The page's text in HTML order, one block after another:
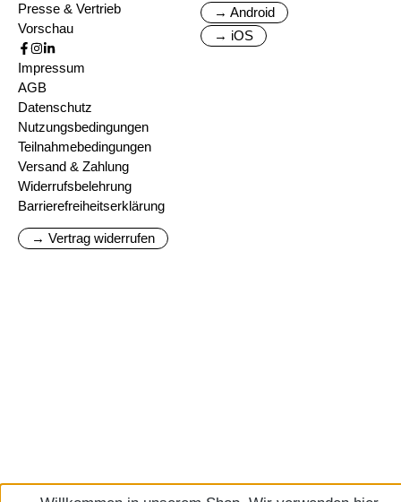
Presse & Vertrieb
Vorschau
→ Android
→ iOS
Impressum
AGB
Datenschutz
Nutzungsbedingungen
Teilnahmebedingungen
Versand & Zahlung
Widerrufsbelehrung
Barrierefreiheitserklärung
→ Vertrag widerrufen